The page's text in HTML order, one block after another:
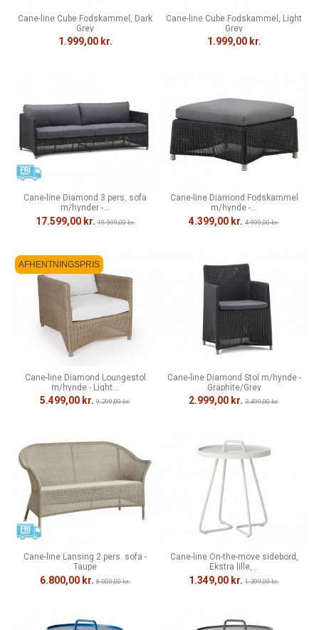
Cane-line Cube Fodskammel, Dark
Grey
1.999,00 kr.
Cane-line Cube Fodskammel, Light
Grey
1.999,00 kr.
Cane-line Diamond 3 pers. sofa
m/hynder -...
17.599,00 kr. 19.999,00 kr.
Cane-line Diamond Fodskammel
m/hynde -...
4.399,00 kr. 4.999,00 kr.
AFHENTNINGSPRIS
Cane-line Diamond Loungestol
m/hynde - Light...
5.499,00 kr. 9.299,00 kr.
Cane-line Diamond Stol m/hynde -
Graphite/Grey
2.999,00 kr. 3.499,00 kr.
Cane-line Lansing 2 pers. sofa -
Taupe
6.800,00 kr. 8.000,00 kr.
Cane-line On-the-move sidebord,
Ekstra lille,...
1.349,00 kr. 1.399,00 kr.